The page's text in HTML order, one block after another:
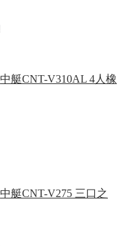
中艇CNT-V310AL 4人橡
中艇CNT-V275 三口之